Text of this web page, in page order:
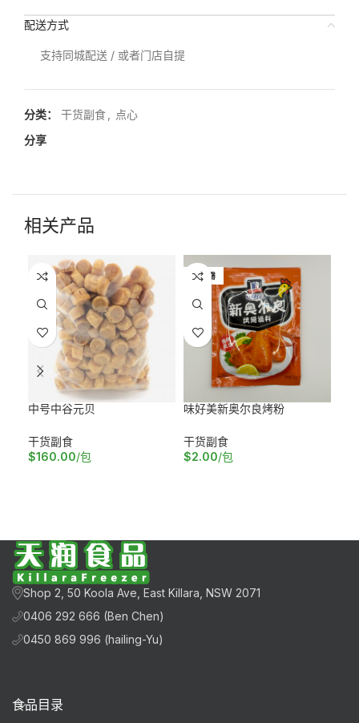
配送方式
支持同城配送 / 或者门店自提
分类： 干货副食
点心
分享
相关产品
中号中谷元贝
干货副食
$160.00/包
已售罄
味好美新奥尔良烤粉
干货副食
$2.00/包
Shop 2, 50 Koola Ave, East Killara, NSW 2071
0406 292 666 (Ben Chen)
0450 869 996 (hailing-Yu)
食品目录